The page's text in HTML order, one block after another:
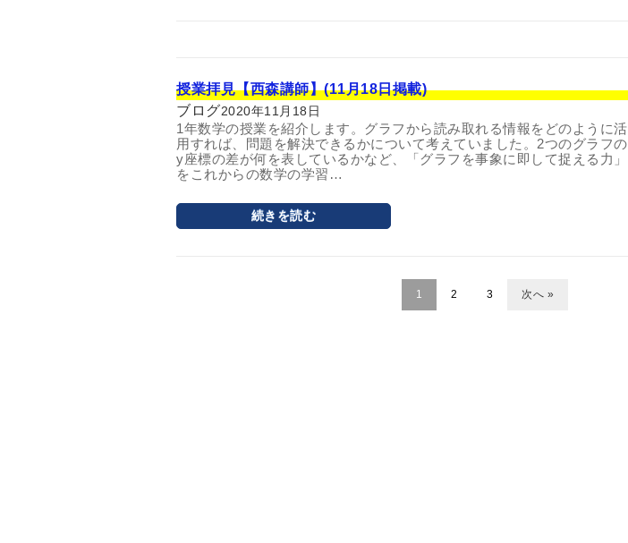
授業拝見【西森講師】(11月18日掲載)
ブログ2020年11月18日
1年数学の授業を紹介します。グラフから読み取れる情報をどのように活
用すれば、問題を解決できるかについて考えていました。2つのグラフの
y座標の差が何を表しているかなど、「グラフを事象に即して捉える力」
をこれからの数学の学習…
続きを読む
1 2 3 次へ »